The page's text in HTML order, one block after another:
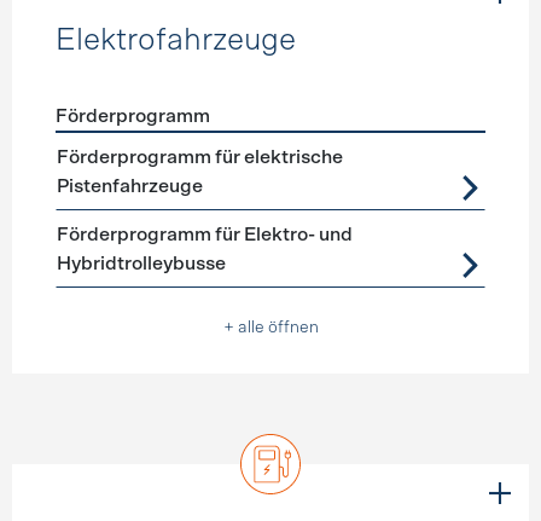
Elektrofahrzeuge
Förderprogramme Elektrofahrzeuge
Förderprogramm
Förderprogramm für elektrische
Pistenfahrzeuge
Förderprogramm für Elektro- und
Hybridtrolleybusse
+ alle öffnen